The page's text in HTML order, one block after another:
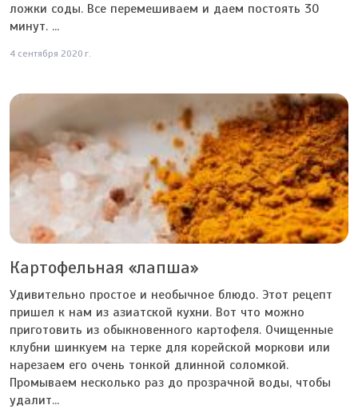
ложки соды. Все перемешиваем и даем постоять 30
минут. ...
4 сентября 2020 г.
Картофельная «лапша»
Удивительно простое и необычное блюдо. Этот рецепт
пришел к нам из азиатской кухни. Вот что можно
приготовить из обыкновенного картофеля. Очищенные
клубни шинкуем на терке для корейской моркови или
нарезаем его очень тонкой длинной соломкой.
Промываем несколько раз до прозрачной воды, чтобы
удалит...